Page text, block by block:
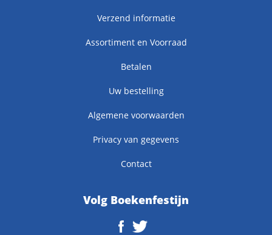
Verzend informatie
Assortiment en Voorraad
Betalen
Uw bestelling
Algemene voorwaarden
Privacy van gegevens
Contact
Volg Boekenfestijn